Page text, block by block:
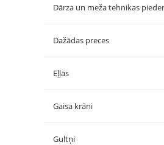
Dārza un meža tehnikas
Dažādas preces
Eļļas
Gaisa krāni
Gultņi